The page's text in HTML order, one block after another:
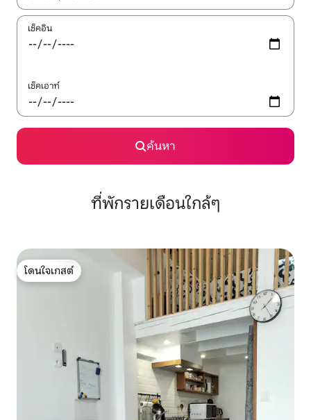
เช็คอิน
เช็คเอาท์
ค้นหา
ที่พักรายเดือนใกล้ๆ
โดนใจเกสต์
โดนใจเกสต์